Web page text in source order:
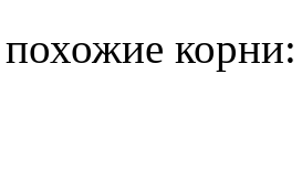
корни: